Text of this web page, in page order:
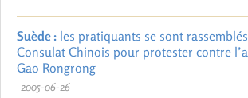
Suède : les pratiquants se sont
Consulat Chinois pour protester contre
Gao Rongrong
2005-06-26